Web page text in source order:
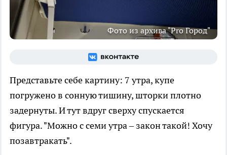
Фото из архива "Pro Город"
Представьте себе картину: 7 утра, купе
погружено в сонную тишину, шторки плотно
задернуты. И тут вдруг сверху спускается
фигура. "Можно с семи утра – закон такой! Хочу
позавтракать".